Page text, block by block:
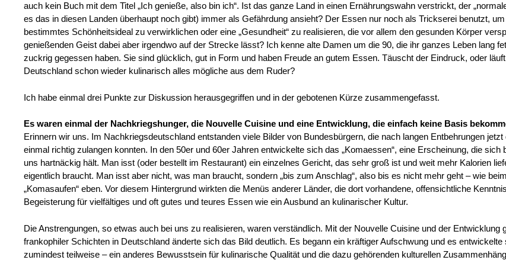
auch kein Buch mit dem Titel „Ich genieße, also bin ich“. Ist das ganze Land in einen Ernährungswahn verstrickt, der
es das in diesen Landen überhaupt noch gibt) immer als Gefährdung ansieht? Der Essen nur noch als Trickserei benutzt,
bestimmtes Schönheitsideal zu verwirklichen oder eine „Gesundheit“ zu realisieren, die vor allem den gesunden Körper
genießenden Geist dabei aber irgendwo auf der Strecke lässt? Ich kenne alte Damen um die 90, die ihr ganzes Leben lang
zuckrig gegessen haben. Sie sind glücklich, gut in Form und haben Freude an gutem Essen. Täuscht der Eindruck, oder
Deutschland schon wieder kulinarisch alles mögliche aus dem Ruder?
Ich habe einmal drei Punkte zur Diskussion herausgegriffen und in der gebotenen Kürze zusammengefasst.
Es waren einmal der Nachkriegshunger, die Nouvelle Cuisine und eine Entwicklung, die einfach keine Basis
Erinnern wir uns. Im Nachkriegsdeutschland entstanden viele Bilder von Bundesbürgern, die nach langen Entbehrungen jetzt
einmal richtig zulangen konnten. In den 50er und 60er Jahren entwickelte sich das „Komaessen“, eine Erscheinung, die sich
uns hartnäckig hält. Man isst (oder bestellt im Restaurant) ein einzelnes Gericht, das sehr groß ist und weit mehr Kalorien
eigentlich braucht. Man isst aber nicht, was man braucht, sondern „bis zum Anschlag“, also bis es nicht mehr geht – wie beim
„Komasaufen“ eben. Vor diesem Hintergrund wirkten die Menüs anderer Länder, die dort vorhandene, offensichtliche
Begeisterung für vielfältiges und oft gutes und teures Essen wie ein Ausbund an kulinarischer Kultur.
Die Anstrengungen, so etwas auch bei uns zu realisieren, waren verständlich. Mit der Nouvelle Cuisine und der Entwicklung
frankophiler Schichten in Deutschland änderte sich das Bild deutlich. Es begann ein kräftiger Aufschwung und es entwickelte
zumindest teilweise – ein anderes Bewusstsein für kulinarische Qualität und die dazu gehörenden kulturellen